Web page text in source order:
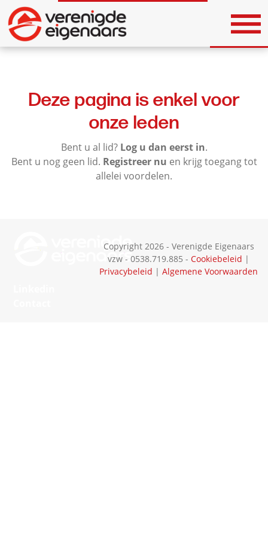
Deze pagina is enkel voor
onze leden
Bent u al lid? Log u dan eerst in.
Bent u nog geen lid. Registreer nu en krijg toegang tot
allelei voordelen.
Copyright 2026 - Verenigde Eigenaars
vzw - 0538.719.885 -Cookiebeleid |
Privacybeleid |Algemene Voorwaarden